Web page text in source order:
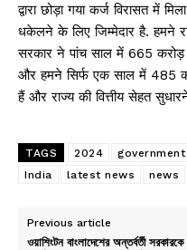
द्वारा छोड़ा गया कर्ज विरासत में
धकेलने के लिए जिम्मेदार है. हमने
सरकार ने पांच साल में 665 करोड़
और हमने सिर्फ एक साल में 485
हैं और राज्य की वित्तीय सेहत
TAGS 2024 government
India
latest news news
Previous article
ওয়াশিংটন বাংলাদেশের অন্তর্বর্তী সরকারকে